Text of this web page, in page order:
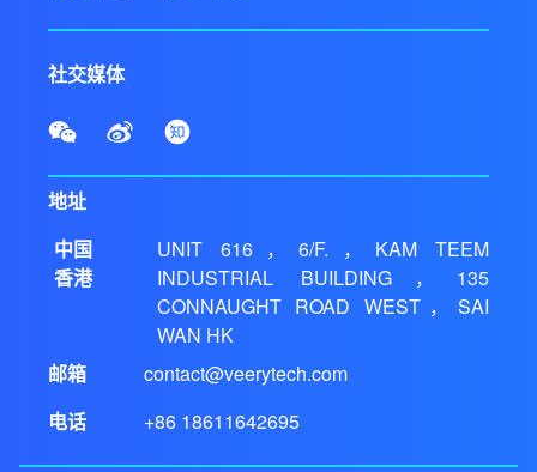
地址
中国
香港
UNIT 616，6/F.，KAM TEEM
INDUSTRIAL BUILDING，135
CONNAUGHT ROAD WEST，SAI
WAN HK
邮箱
contact@veerytech.com
电话
+86 18611642695
社交媒体